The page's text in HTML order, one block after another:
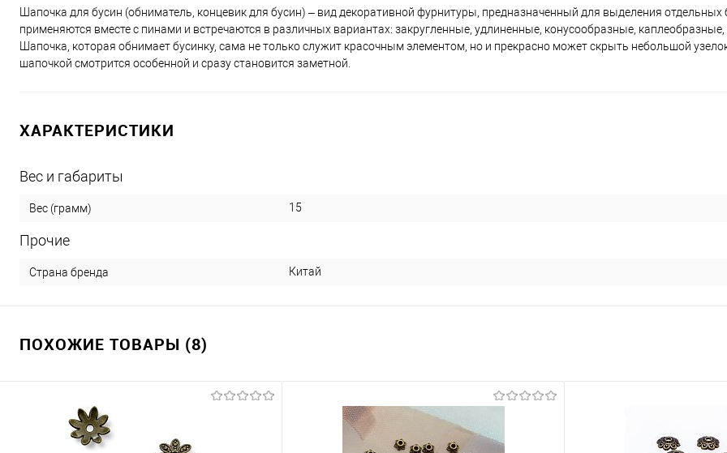
Шапочка для бусин (обниматель, концевик для бусин) – вид декоративной фурнитуры, предназначенный для выделения отдельных
применяются вместе с пинами и встречаются в различных вариантах: закругленные, удлиненные, конусообразные,
Шапочка, которая обнимает бусинку, сама не только служит красочным элементом, но и прекрасно может скрыть небольшой
шапочкой смотрится особенной и сразу становится заметной.
ХАРАКТЕРИСТИКИ
Вес и габариты
Вес (грамм) 15
Прочие
Страна бренда Китай
ПОХОЖИЕ ТОВАРЫ (8)